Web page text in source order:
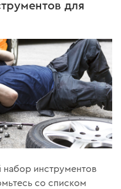
для
набор инструментов
со списком